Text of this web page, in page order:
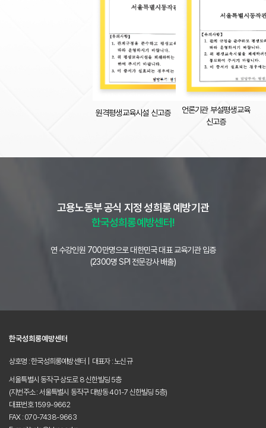
원격평생교육시설 신고증
언론기관 부설평생교육
신고증
고용노동부 공식 지정 성희롱 예방기관
한국성희롱예방센터!
연 수강인원 700만명으로 대한민국 대표 교육기관 입증
(2300명 SPI 전문강사 배출)
한국성희롱예방센터
상호명 : 한국성희롱예방센터 | 대표자 : 노신규
서울특별시 동작구 상도로 8 신한빌딩 5층
(지번주소 : 서울특별시 동작구 대방동 401-7 신한빌딩 5층)
대표번호 1599-9662
FAX : 070-7438-9663